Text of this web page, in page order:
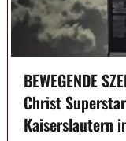
BEWEGENDE
Christ
Kaiserslautern